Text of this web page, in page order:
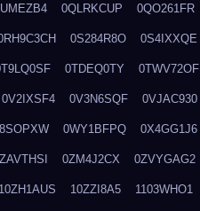
0QLRKCUP 0QO261FR
0S284R8O 0S4IXXQE
0TDEQ0TY 0TWV72OF
0V2IXSF4 0V3N6SQF 0VJAC930
0WY1BFPQ 0X4GG1J6
0ZM4J2CX 0ZVYGAG2
10ZH1AUS 10ZZI8A5 1103WHO1